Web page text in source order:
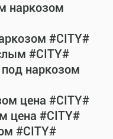
наркозом
#CITY#
#CITY#
наркозом
цена #CITY#
цена #CITY#
#CITY#